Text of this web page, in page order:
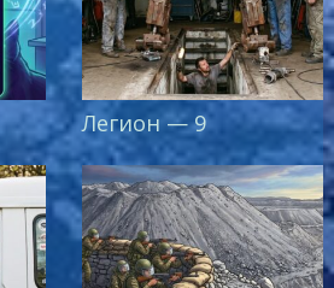
Легион — 9